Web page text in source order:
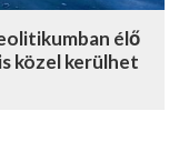
élő
közel kerülhet